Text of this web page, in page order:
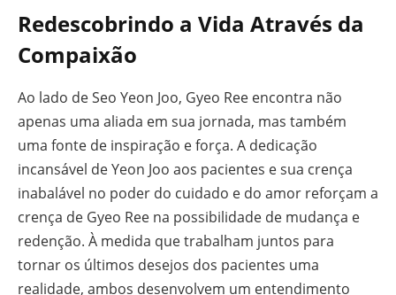
Redescobrindo a Vida Através da
Compaixão
Ao lado de Seo Yeon Joo, Gyeo Ree encontra não
apenas uma aliada em sua jornada, mas também
uma fonte de inspiração e força. A dedicação
incansável de Yeon Joo aos pacientes e sua crença
inabalável no poder do cuidado e do amor reforçam a
crença de Gyeo Ree na possibilidade de mudança e
redenção. À medida que trabalham juntos para
tornar os últimos desejos dos pacientes uma
realidade, ambos desenvolvem um entendimento